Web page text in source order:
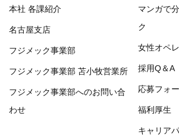
本社 各課紹介
名古屋支店
フジメック事業部
フジメック事業部 苫小牧営業所
フジメック事業部へのお問い合
わせ
マンガで
ク
女性オペ
採用Q＆A
応募フォ
福利厚生
キャリア